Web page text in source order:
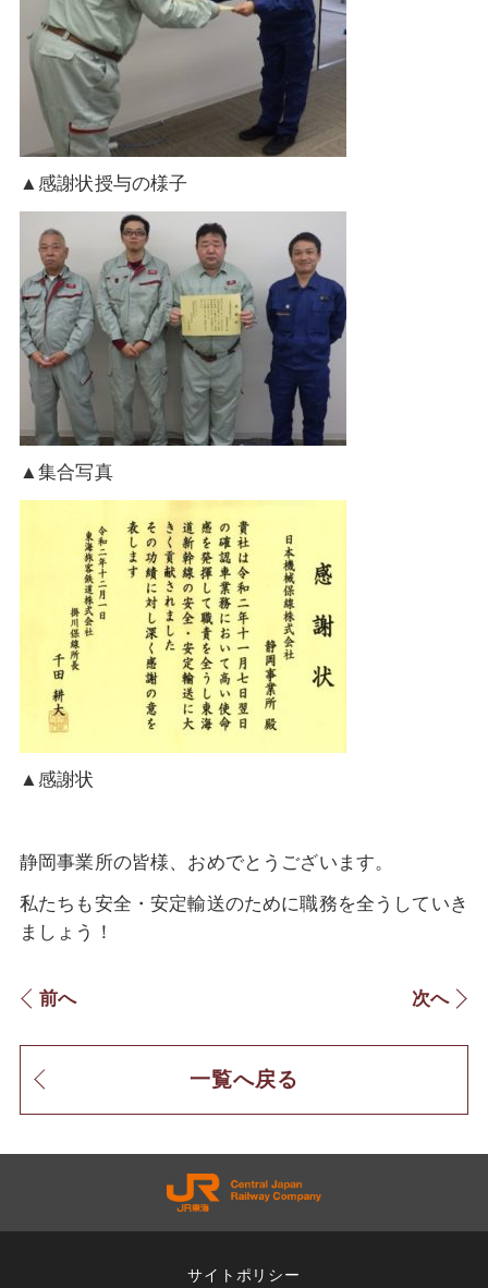
▲ 感謝状授与の様子
▲集合写真
▲ 感謝状
静岡事業所の皆様、おめでとうございます。
私たちも安全・安定輸送のために職務を全うしていき
ましょう！
前へ 次へ
一覧へ戻る
サイトポリシー